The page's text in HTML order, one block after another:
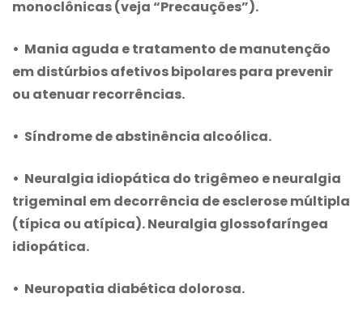
monoclônicas (veja “Precauções”).
• Mania aguda e tratamento de manutenção
em distúrbios afetivos bipolares para prevenir
ou atenuar recorrências.
• Síndrome de abstinência alcoólica.
• Neuralgia idiopática do trigêmeo e neuralgia
trigeminal em decorrência de esclerose múltipla
(típica ou atípica). Neuralgia glossofaríngea
idiopática.
• Neuropatia diabética dolorosa.